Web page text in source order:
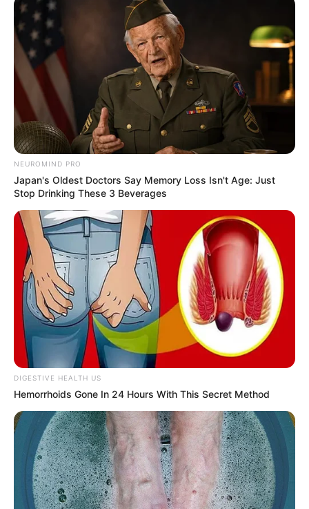
NEUROMIND PRO
Japan's Oldest Doctors Say Memory Loss Isn't Age: Just
Stop Drinking These 3 Beverages
DIGESTIVE HEALTH US
Hemorrhoids Gone In 24 Hours With This Secret Method